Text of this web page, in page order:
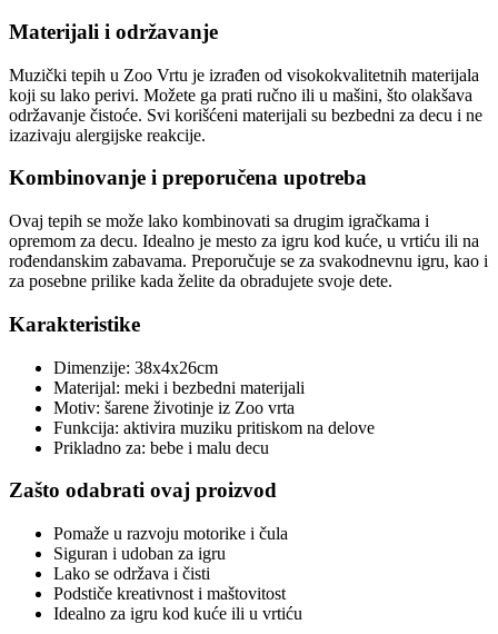
Materijali i održavanje
Muzički tepih u Zoo Vrtu je izrađen od visokokvalitetnih materijala
koji su lako perivi. Možete ga prati ručno ili u mašini, što olakšava
održavanje čistoće. Svi korišćeni materijali su bezbedni za decu i ne
izazivaju alergijske reakcije.
Kombinovanje i preporučena upotreba
Ovaj tepih se može lako kombinovati sa drugim igračkama i
opremom za decu. Idealno je mesto za igru kod kuće, u vrtiću ili na
rođendanskim zabavama. Preporučuje se za svakodnevnu igru, kao i
za posebne prilike kada želite da obradujete svoje dete.
Karakteristike
Dimenzije: 38x4x26cm
Materijal: meki i bezbedni materijali
Motiv: šarene životinje iz Zoo vrta
Funkcija: aktivira muziku pritiskom na delove
Prikladno za: bebe i malu decu
Zašto odabrati ovaj proizvod
Pomaže u razvoju motorike i čula
Siguran i udoban za igru
Lako se održava i čisti
Podstiče kreativnost i maštovitost
Idealno za igru kod kuće ili u vrtiću